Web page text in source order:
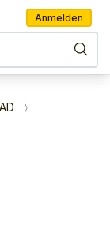
Anmelden